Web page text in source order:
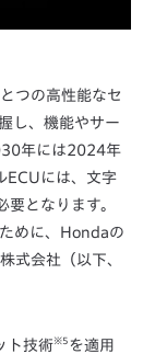
つの高性能なセ
し、機能やサー
年には2024年
ECUには、文字
となります。
めに、Hondaの
式会社（以下、
ト技術※5 を適用